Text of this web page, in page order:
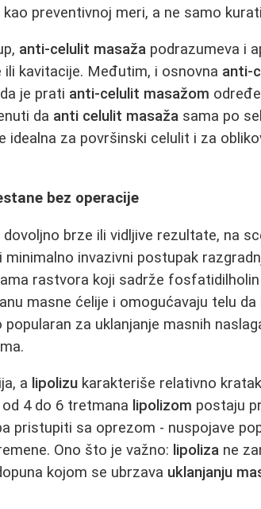
preventivnoj meri, a ne samo
anti-celulit masaža podrazumeva i
kavitacije. Međutim, i osnovna anti-
je prati anti-celulit masažom
da anti celulit masaža sama po
idealna za površinski celulit i za
bez operacije
brze ili vidljive rezultate, na
invazivni postupak
rastvora koji sadrže
masne ćelije i omogućavaju telu
za uklanjanje masnih
a lipolizu karakteriše relativno
4 do 6 tretmana lipolizom postaju
pristupiti sa oprezom - nuspojave
Ono što je važno: lipoliza ne
kojom se ubrzava uklanjanju